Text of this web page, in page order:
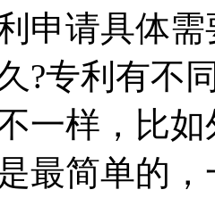
申请具体
?专利有不
一样，比
最简单的